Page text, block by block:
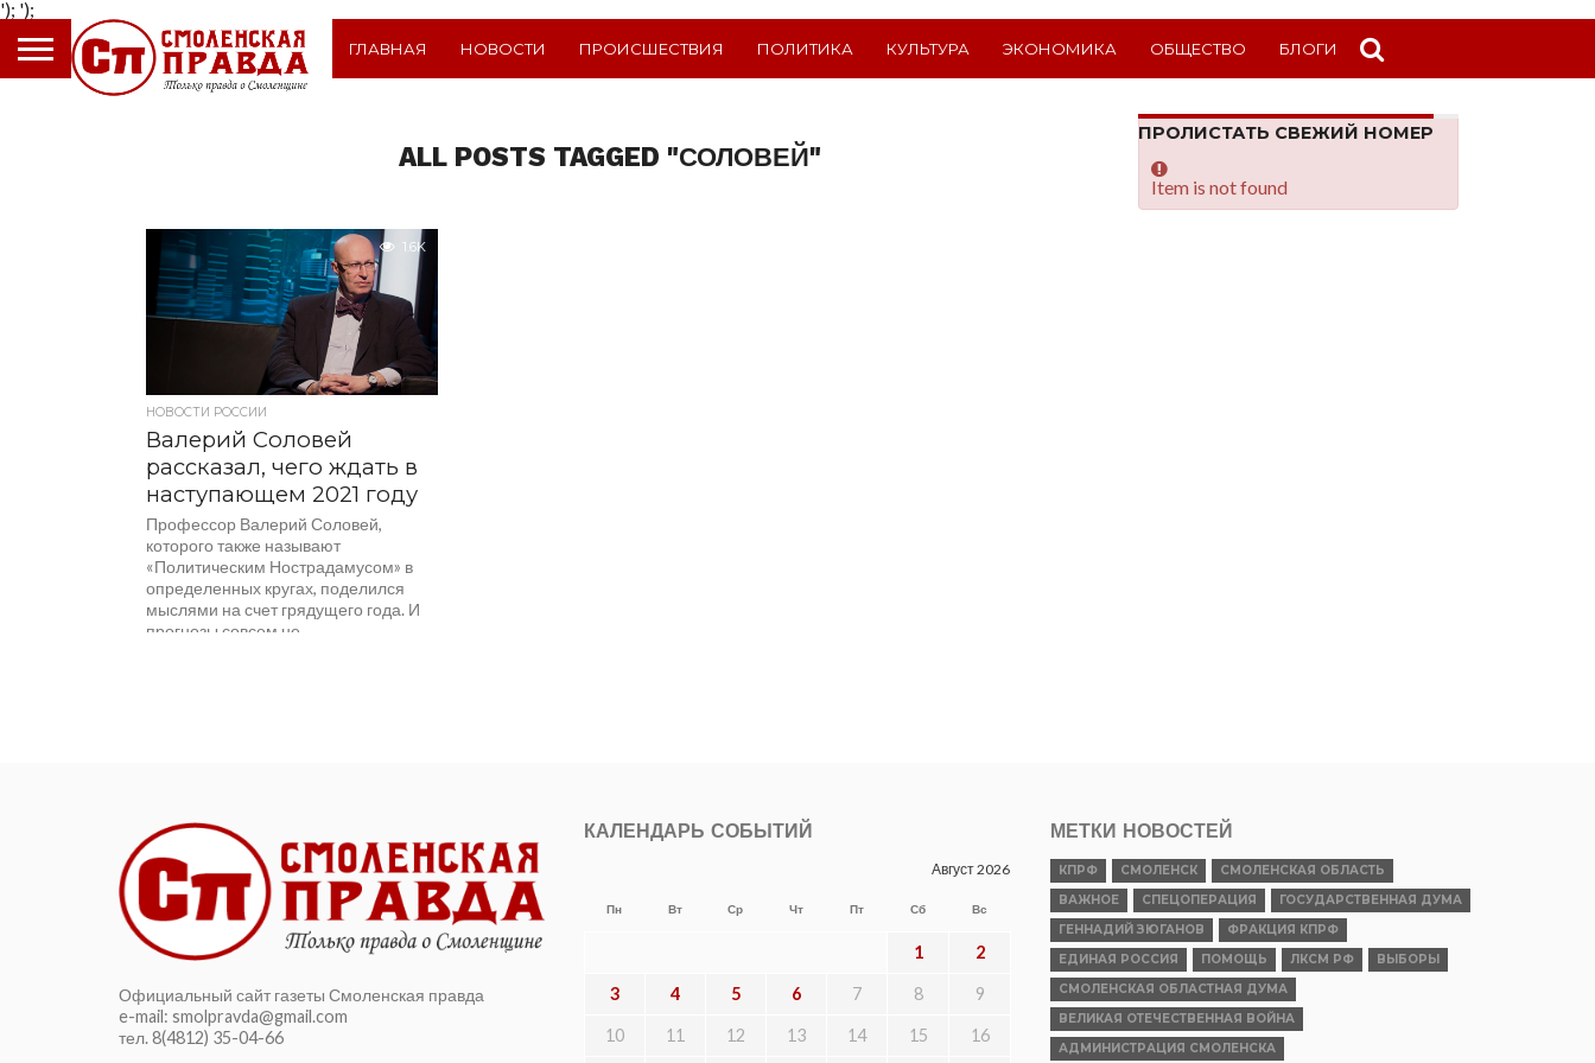
');
ГЛАВНАЯ НОВОСТИ ПРОИСШЕСТВИЯ ПОЛИТИКА КУЛЬТУРА ЭКОНОМИКА ОБЩЕСТВО БЛОГИ
ALL POSTS TAGGED "СОЛОВЕЙ"
1.6K
НОВОСТИ РОССИИ
Валерий Соловей
рассказал, чего ждать в
наступающем 2021 году
Профессор Валерий Соловей,
которого также называют
«Политическим Нострадамусом» в
определенных кругах, поделился
мыслями на счет грядущего года. И
прогнозы совсем не
ПРОЛИСТАТЬ СВЕЖИЙ НОМЕР
Item is not found
Официальный сайт газеты Смоленская правда
e-mail: smolpravda@gmail.com
тел. 8(4812) 35-04-66
КАЛЕНДАРЬ СОБЫТИЙ
Август 2026
Пн Вт Ср Чт Пт Сб Вс
1 2
3 4 5 6 7 8 9
10 11 12 13 14 15 16
МЕТКИ НОВОСТЕЙ
КПРФ СМОЛЕНСК
СМОЛЕНСКАЯ ОБЛАСТЬ
ВАЖНОЕ
СПЕЦОПЕРАЦИЯ
ГОСУДАРСТВЕННАЯ ДУМА
ГЕННАДИЙ ЗЮГАНОВ
ФРАКЦИЯ КПРФ
ЕДИНАЯ РОССИЯ
ПОМОЩЬ ЛКСМ РФ
ВЫБОРЫ
СМОЛЕНСКАЯ ОБЛАСТНАЯ ДУМА
ВЕЛИКАЯ ОТЕЧЕСТВЕННАЯ ВОЙНА
АДМИНИСТРАЦИЯ СМОЛЕНСКА
');